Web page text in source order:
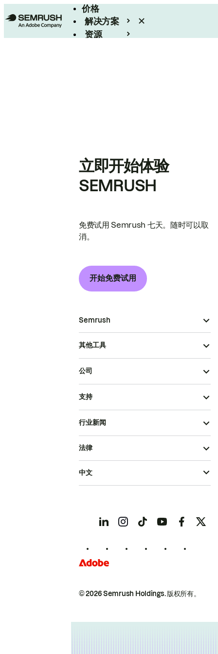
价格
解决方案
资源
立即开始体验
SEMRUSH
免费试用 Semrush 七天。随时可以取
消。
开始免费试用
Semrush
其他工具
公司
支持
行业新闻
© 2026 Semrush Holdings.版权所有。
法律
中文